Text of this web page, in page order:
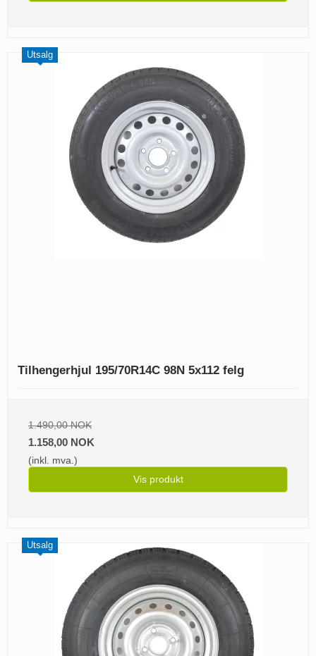
Utsalg
Tilhengerhjul 195/70R14C 98N 5x112 felg
1.490,00 NOK
1.158,00 NOK
(inkl. mva.)
Vis produkt
Utsalg